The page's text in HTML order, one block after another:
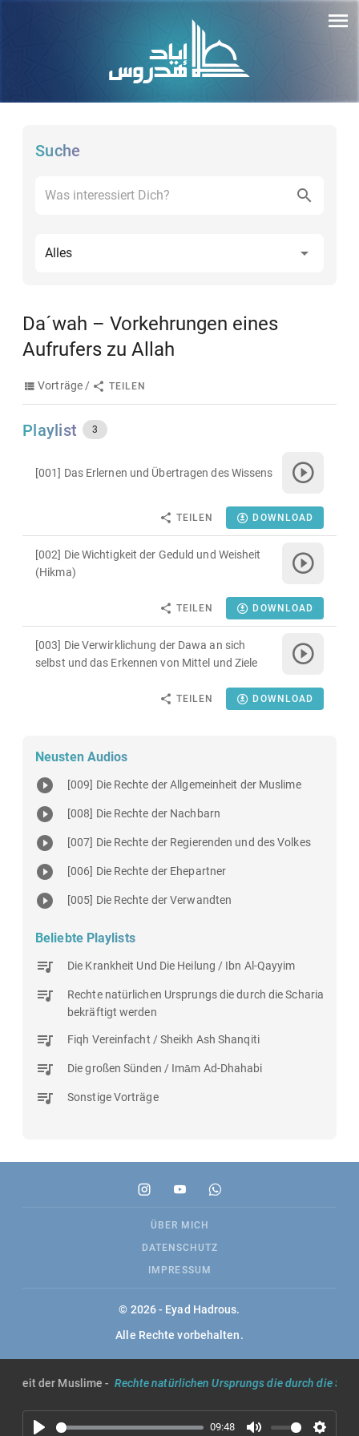
Suche
Alles
Da´wah – Vorkehrungen eines
Aufrufers zu Allah
Vorträge / TEILEN
Playlist 3
[001] Das Erlernen und Übertragen des Wissens
TEILEN DOWNLOAD
[002] Die Wichtigkeit der Geduld und Weisheit
(Hikma)
TEILEN DOWNLOAD
[003] Die Verwirklichung der Dawa an sich
selbst und das Erkennen von Mittel und Ziele
TEILEN DOWNLOAD
Neusten Audios
[009] Die Rechte der Allgemeinheit der Muslime
[008] Die Rechte der Nachbarn
[007] Die Rechte der Regierenden und des Volkes
[006] Die Rechte der Ehepartner
[005] Die Rechte der Verwandten
Beliebte Playlists
Die Krankheit Und Die Heilung / Ibn Al-Qayyim
Rechte natürlichen Ursprungs die durch die Scharia
bekräftigt werden
Fiqh Vereinfacht / Sheikh Ash Shanqiti
Die großen Sünden / Imām Ad-Dhahabi
Sonstige Vorträge
ÜBER MICH
DATENSCHUTZ
IMPRESSUM
© 2026 - Eyad Hadrous.
Alle Rechte vorbehalten.
der Muslime -Rechte natürlichen Ursprungs die durch die
09:48